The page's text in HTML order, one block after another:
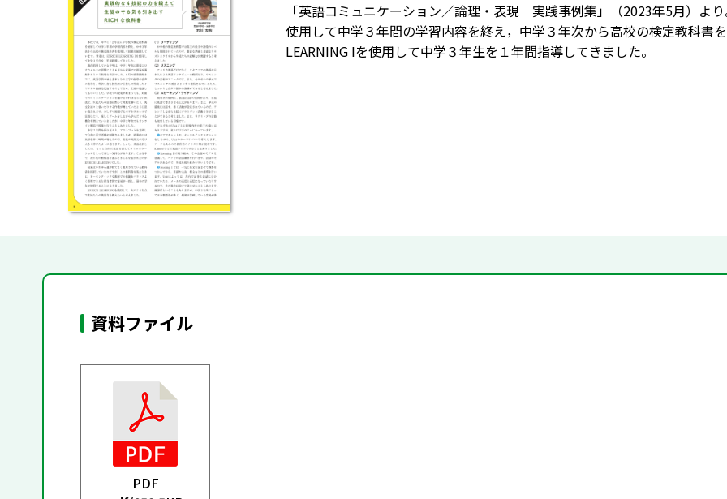
「英語コミュニケーション／論理・表現 実践事例集」（2023年5月）よ
使用して中学３年間の学習内容を終え，中学３年次から高校の検定教科書
LEARNING Iを使用して中学３年生を１年間指導してきました。
資料ファイル
PDF